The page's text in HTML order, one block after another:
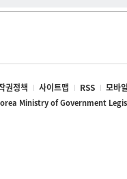
권정책 사이트맵 RSS 모바
Ministry of Government